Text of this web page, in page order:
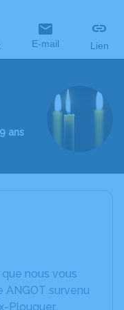
E-mail Lien
ans
nous vous
survenu
Plouguer.